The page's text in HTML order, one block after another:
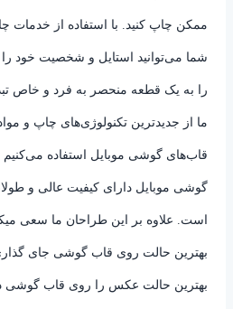
ممکن چاپ کنید. با استفاده از خدمات
شما می‌توانید استایل و شخصیت خود را
را به یک قطعه منحصر به فرد و خاص
ما از جدیدترین تکنولوژی‌های چاپ و
قاب‌های گوشی موبایل استفاده
گوشی موبایل دارای کیفیت عالی و
است. علاوه بر این طراحان ما سعی
بهترین حالت روی قاب گوشی جای گذاری
بهترین حالت عکس را روی قاب گوشی